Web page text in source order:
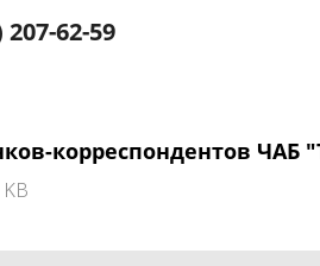
62-59
корреспондентов ЧАБ